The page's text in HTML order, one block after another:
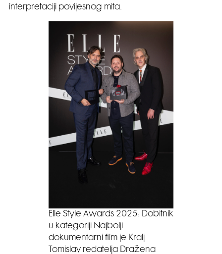
interpretaciji povijesnog mita.
Elle Style Awards 2025: Dobitnik
u kategoriji Najbolji
dokumentarni film je Kralj
Tomislav redatelja Dražena